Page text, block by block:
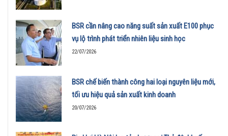
BSR cần nâng cao năng suất sản xuất E100 phục
vụ lộ trình phát triển nhiên liệu sinh học
22/07/2026
BSR chế biến thành công hai loại nguyên liệu mới,
tối ưu hiệu quả sản xuất kinh doanh
20/07/2026